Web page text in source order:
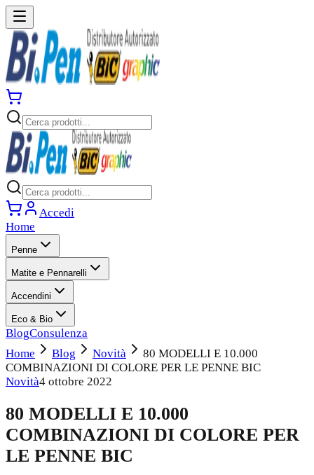
Accedi
Home
Penne
Matite e Pennarelli
Accendini
Eco & Bio
BlogConsulenza
Home
Blog Novità
80 MODELLI E 10.000
COMBINAZIONI DI COLORE PER LE PENNE BIC
Novità4 ottobre 2022
80 MODELLI E 10.000
COMBINAZIONI DI COLORE PER
LE PENNE BIC